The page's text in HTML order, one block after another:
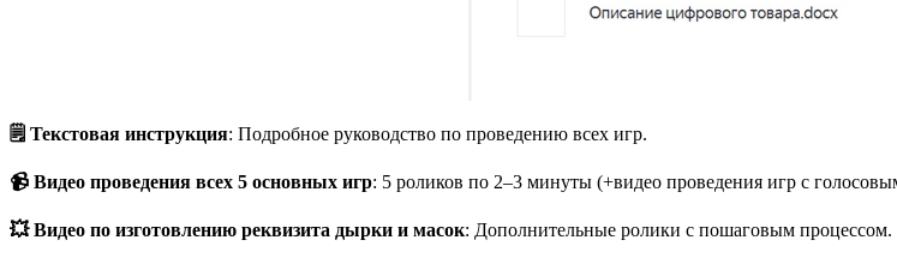
🗒️ Текстовая инструкция: Подробное руководство по проведению всех игр.
📹 Видео проведения всех 5 основных игр: 5 роликов по 2–3 минуты (+видео проведения игр с
💥 Видео по изготовлению реквизита дырки и масок: Дополнительные ролики с пошаговым процессом.